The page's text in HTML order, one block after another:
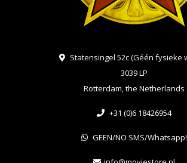
Statensingel 52c (Géén fysieke
3039 LP
Rotterdam, the Netherlands
+31 (0)6 18426954
GEEN/NO SMS/Whatsapp!